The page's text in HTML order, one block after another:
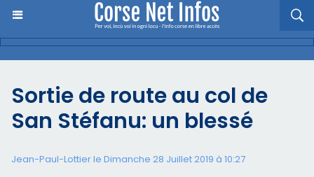
Sortie de route au col de
San Stéfanu: un blessé
Jean-Paul-Lottier le Dimanche 28 Juillet 2019 à 10:27